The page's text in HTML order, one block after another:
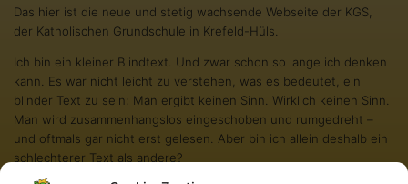
Das hier ist die neue und stetig wachsende Webseite der KGS,
der Katholischen Grundschule in Krefeld-Hüls.
Ich bin ein kleiner Blindtext. Und zwar schon so lange ich denken
kann. Es war nicht leicht zu verstehen, was es bedeutet, ein
blinder Text zu sein: Man ergibt keinen Sinn. Wirklich keinen Sinn.
Man wird zusammenhangslos eingeschoben und rumgedreht –
und oftmals gar nicht erst gelesen. Aber bin ich allein deshalb ein
schlechterer Text als andere?